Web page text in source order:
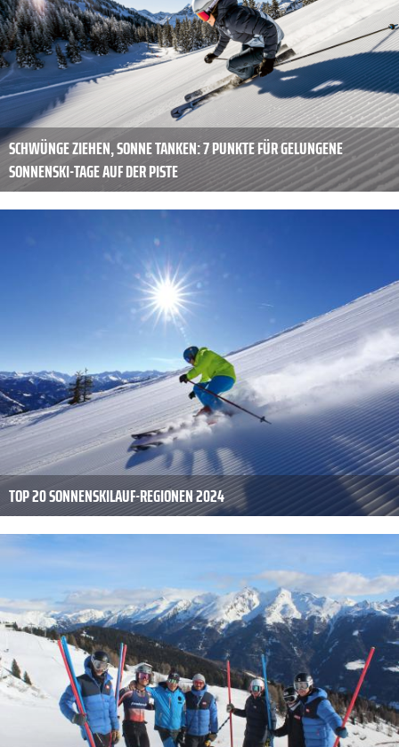
SCHWÜNGE ZIEHEN, SONNE TANKEN: 7 PUNKTE FÜR GELUNGENE
SONNENSKI-TAGE AUF DER PISTE
TOP 20 SONNENSKILAUF-REGIONEN 2024